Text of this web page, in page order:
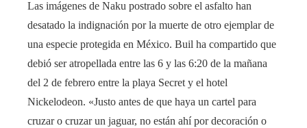
Las imágenes de Naku postrado sobre el asfalto han
desatado la indignación por la muerte de otro ejemplar de
una especie protegida en México. Buil ha compartido que
debió ser atropellada entre las 6 y las 6:20 de la mañana
del 2 de febrero entre la playa Secret y el hotel
Nickelodeon. «Justo antes de que haya un cartel para
cruzar o cruzar un jaguar, no están ahí por decoración o